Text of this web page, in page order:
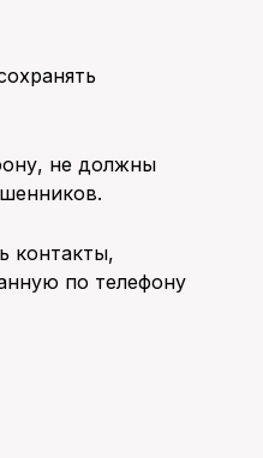
не должны
контакты,
по телефону